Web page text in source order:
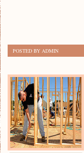
POSTED BY ADMIN